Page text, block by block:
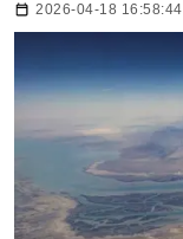
2026-04-18 16:58:44